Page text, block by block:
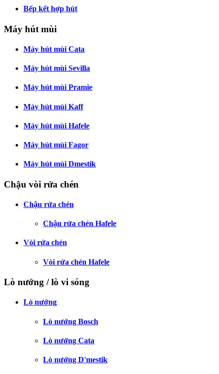
Bếp kết hợp hút
Máy hút mùi
Máy hút mùi Cata
Máy hút mùi Sevilla
Máy hút mùi Pramie
Máy hút mùi Kaff
Máy hút mùi Hafele
Máy hút mùi Fagor
Máy hút mùi Dmestik
Chậu vòi rửa chén
Chậu rửa chén
Chậu rửa chén Hafele
Vòi rửa chén
Vòi rửa chén Hafele
Lò nướng / lò vi sóng
Lò nướng
Lò nướng Bosch
Lò nướng Cata
Lò nướng D'mestik